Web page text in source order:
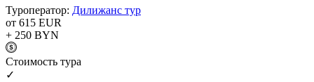
Туроператор: Дилижанс тур
от 615 EUR
+ 250 BYN
Cтоимость тура
✓